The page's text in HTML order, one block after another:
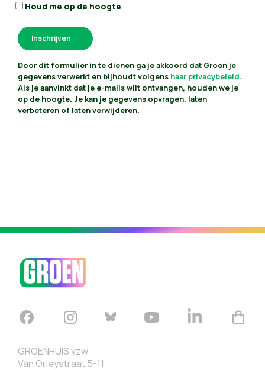
Houd me op de hoogte
Door dit formulier in te dienen ga je akkoord dat Groen je
gegevens verwerkt en bijhoudt volgens haar privacybeleid.
Als je aanvinkt dat je e-mails wilt ontvangen, houden we je
op de hoogte. Je kan je gegevens opvragen, laten
verbeteren of laten verwijderen.
GROENHUIS vzw
Van Orleystraat 5-11